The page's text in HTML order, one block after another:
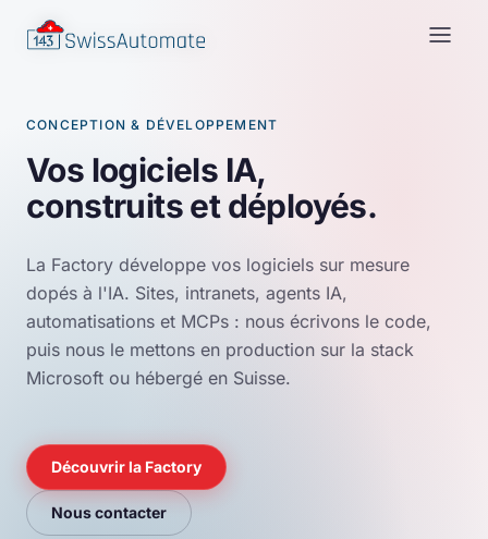
CONCEPTION & DÉVELOPPEMENT
Vos logiciels IA,
construits et déployés.
La Factory développe vos logiciels sur mesure
dopés à l'IA. Sites, intranets, agents IA,
automatisations et MCPs : nous écrivons le code,
puis nous le mettons en production sur la stack
Microsoft ou hébergé en Suisse.
Découvrir la Factory
Nous contacter